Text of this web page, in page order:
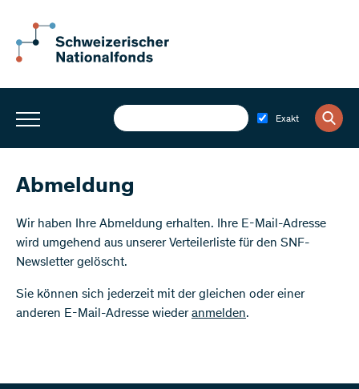
Exakt
Abmeldung
Wir haben Ihre Abmeldung erhalten. Ihre E-Mail-Adresse
wird umgehend aus unserer Verteilerliste für den SNF-
Newsletter gelöscht.
Sie können sich jederzeit mit der gleichen oder einer
anderen E-Mail-Adresse wiederanmelden.